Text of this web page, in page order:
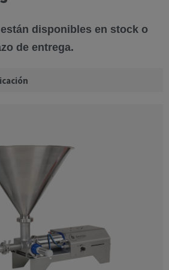
disponibles en stock o
de entrega.